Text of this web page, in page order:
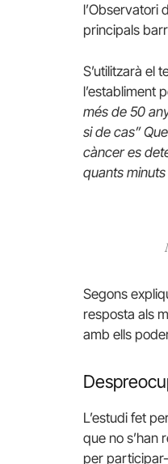
l’Observatori
principals
S’utilitzarà el
l’establiment
més de 50
si de cas”
càncer es
quants
Segons
resposta als
amb ells
L’estudi fet
que no s’han
per